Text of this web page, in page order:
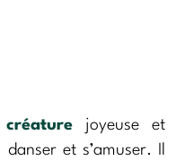
créature joyeuse et
et s’amuser. Il